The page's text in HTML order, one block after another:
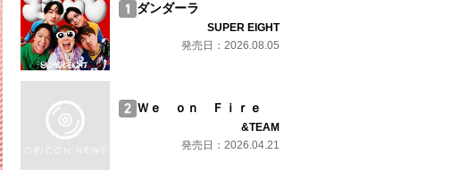
ダンダーラ
SUPER EIGHT
発売日：2026.08.05
Ｗｅ ｏｎ Ｆｉｒｅ
&TEAM
発売日：2026.04.21